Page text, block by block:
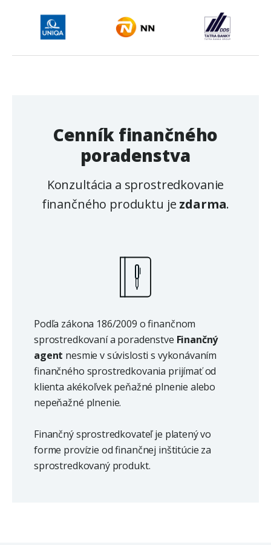
Cenník finančného
poradenstva
Konzultácia a sprostredkovanie
finančného produktu je zdarma.
Podľa zákona 186/2009 o finančnom
sprostredkovaní a poradenstve Finančný
agent nesmie v súvislosti s vykonávaním
finančného sprostredkovania prijímať od
klienta akékoľvek peňažné plnenie alebo
nepeňažné plnenie.
Finančný sprostredkovateľ je platený vo
forme provízie od finančnej inštitúcie za
sprostredkovaný produkt.